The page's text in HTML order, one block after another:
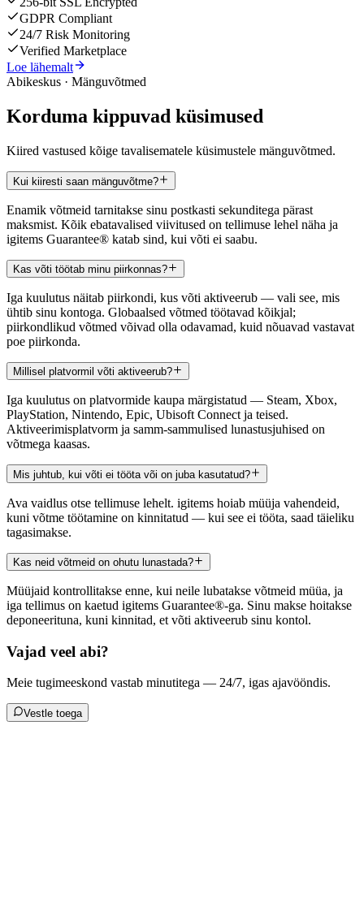
GDPR Compliant
24/7 Risk Monitoring
Verified Marketplace
Loe lähemalt
Abikeskus · Mänguvõtmed
Korduma kippuvad küsimused
Kiired vastused kõige tavalisematele küsimustele mänguvõtmed.
Kui kiiresti saan mänguvõtme?
Enamik võtmeid tarnitakse sinu postkasti sekunditega pärast
maksmist. Kõik ebatavalised viivitused on tellimuse lehel näha ja
igitems Guarantee® katab sind, kui võti ei saabu.
Kas võti töötab minu piirkonnas?
Iga kuulutus näitab piirkondi, kus võti aktiveerub — vali see, mis
ühtib sinu kontoga. Globaalsed võtmed töötavad kõikjal;
piirkondlikud võtmed võivad olla odavamad, kuid nõuavad vastavat
poe piirkonda.
Millisel platvormil võti aktiveerub?
Iga kuulutus on platvormide kaupa märgistatud — Steam, Xbox,
PlayStation, Nintendo, Epic, Ubisoft Connect ja teised.
Aktiveerimisplatvorm ja samm-sammulised lunastusjuhised on
võtmega kaasas.
Mis juhtub, kui võti ei tööta või on juba kasutatud?
Ava vaidlus otse tellimuse lehelt. igitems hoiab müüja vahendeid,
kuni võtme töötamine on kinnitatud — kui see ei tööta, saad täieliku
tagasimakse.
Kas neid võtmeid on ohutu lunastada?
Müüjaid kontrollitakse enne, kui neile lubatakse võtmeid müüa, ja
iga tellimus on kaetud igitems Guarantee®-ga. Sinu makse hoitakse
deponeerituna, kuni kinnitad, et võti aktiveerub sinu kontol.
Vajad veel abi?
Meie tugimeeskond vastab minutitega — 24/7, igas ajavööndis.
Vestle toega